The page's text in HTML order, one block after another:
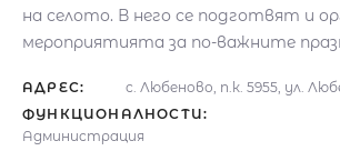
на селото. В него се подготвят и
мероприятията за по-важните
АДРЕС:
с. Любеново, п.к. 5955, ул.
ФУНКЦИОНАЛНОСТИ:
Администрация